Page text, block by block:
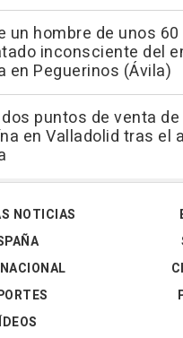
un hombre de unos
inconsciente del
en Peguerinos (Ávila)
puntos de venta
en Valladolid tras el
NOTICIAS